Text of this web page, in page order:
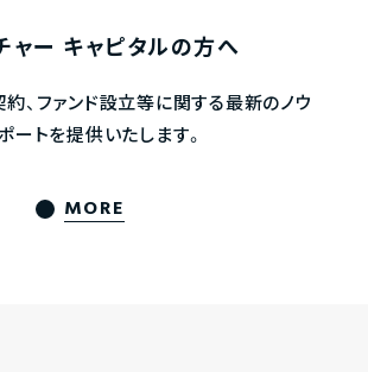
ャー キャピタルの方へ
、ファンド設立等に関する最新のノウ
ートを提供いたします。
MORE